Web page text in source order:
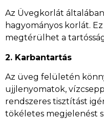
Az Üvegkorlát
hagyományos korlát.
megtérülhet a
2. Karbantartás
Az üveg felületén
ujjlenyomatok,
rendszeres tisztítást
tökéletes megjelenést